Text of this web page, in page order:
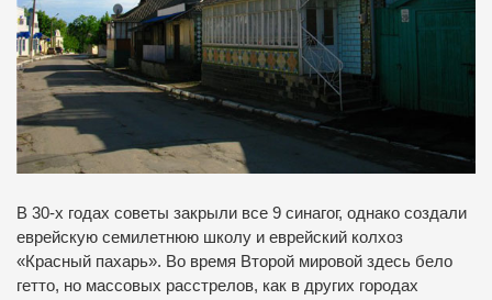
В 30-х годах советы закрыли все 9 синагог, однако создали
еврейскую семилетнюю школу и еврейский колхоз
«Красный пахарь». Во время Второй мировой здесь бело
гетто, но массовых расстрелов, как в других городах